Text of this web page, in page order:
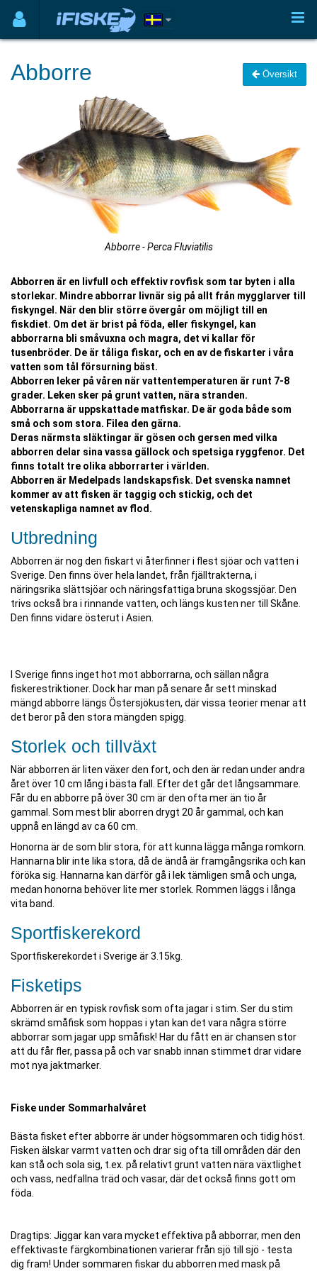
Abborre Översikt
Abborre - Perca Fluviatilis
Abborren är en livfull och effektiv rovfisk som tar byten i alla
storlekar. Mindre abborrar livnär sig på allt från mygglarver till
fiskyngel. När den blir större övergår om möjligt till en
fiskdiet. Om det är brist på föda, eller fiskyngel, kan
abborrarna bli småvuxna och magra, det vi kallar för
tusenbröder. De är tåliga fiskar, och en av de fiskarter i våra
vatten som tål försurning bäst.
Abborren leker på våren när vattentemperaturen är runt 7-8
grader. Leken sker på grunt vatten, nära stranden.
Abborrarna är uppskattade matfiskar. De är goda både som
små och som stora. Filea den gärna.
Deras närmsta släktingar är gösen och gersen med vilka
abborren delar sina vassa gällock och spetsiga ryggfenor. Det
finns totalt tre olika abborrarter i världen.
Abborren är Medelpads landskapsfisk. Det svenska namnet
kommer av att fisken är taggig och stickig, och det
vetenskapliga namnet av flod.
Utbredning
Abborren är nog den fiskart vi återfinner i flest sjöar och vatten i
Sverige. Den finns över hela landet, från fjälltrakterna, i
näringsrika slättsjöar och näringsfattiga bruna skogssjöar. Den
trivs också bra i rinnande vatten, och längs kusten ner till Skåne.
Den finns vidare österut i Asien.
I Sverige finns inget hot mot abborrarna, och sällan några
fiskerestriktioner. Dock har man på senare år sett minskad
mängd abborre längs Östersjökusten, där vissa teorier menar att
det beror på den stora mängden spigg.
Storlek och tillväxt
När abborren är liten växer den fort, och den är redan under andra
året över 10 cm lång i bästa fall. Efter det går det långsammare.
Får du en abborre på över 30 cm är den ofta mer än tio år
gammal. Som mest blir aborren drygt 20 år gammal, och kan
uppnå en längd av ca 60 cm.
Honorna är de som blir stora, för att kunna lägga många romkorn.
Hannarna blir inte lika stora, då de ändå är framgångsrika och kan
föröka sig. Hannarna kan därför gå i lek tämligen små och unga,
medan honorna behöver lite mer storlek. Rommen läggs i långa
vita band.
Sportfiskerekord
Sportfiskerekordet i Sverige är 3.15kg.
Fisketips
Abborren är en typisk rovfisk som ofta jagar i stim. Ser du stim
skrämd småfisk som hoppas i ytan kan det vara några större
abborrar som jagar upp småfisk! Har du fått en är chansen stor
att du får fler, passa på och var snabb innan stimmet drar vidare
mot nya jaktmarker.
Fiske under Sommarhalvåret
Bästa fisket efter abborre är under högsommaren och tidig höst.
Fisken älskar varmt vatten och drar sig ofta till områden där den
kan stå och sola sig, t.ex. på relativt grunt vatten nära växtlighet
och vass, nedfallna träd och vasar, där det också finns gott om
föda.
Dragtips: Jiggar kan vara mycket effektiva på abborrar, men den
effektivaste färgkombinationen varierar från sjö till sjö - testa
dig fram! Under sommaren fiskar du abborren med mask på